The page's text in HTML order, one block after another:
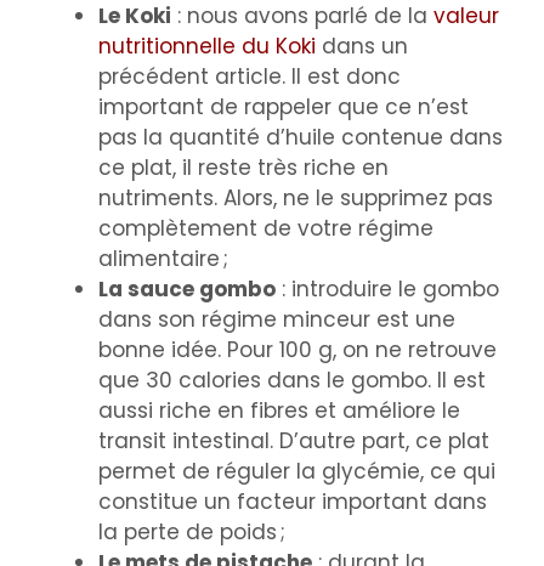
Le Koki : nous avons parlé de la valeur
nutritionnelle du Koki dans un
précédent article. Il est donc
important de rappeler que ce n’est
pas la quantité d’huile contenue dans
ce plat, il reste très riche en
nutriments. Alors, ne le supprimez pas
complètement de votre régime
alimentaire ;
La sauce gombo : introduire le gombo
dans son régime minceur est une
bonne idée. Pour 100 g, on ne retrouve
que 30 calories dans le gombo. Il est
aussi riche en fibres et améliore le
transit intestinal. D’autre part, ce plat
permet de réguler la glycémie, ce qui
constitue un facteur important dans
la perte de poids ;